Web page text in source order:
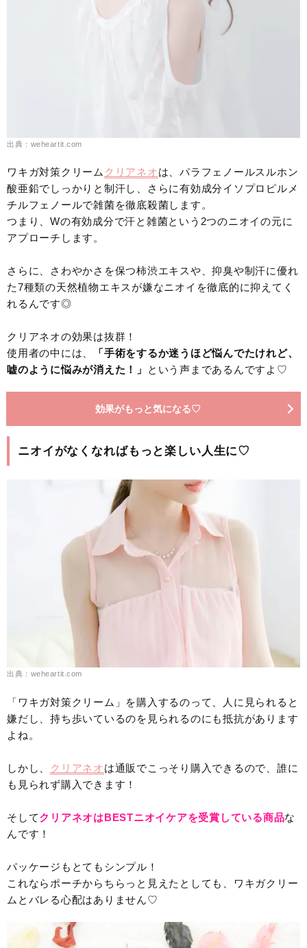
出典：weheartit.com
ワキガ対策クリーム クリアネオ は、パラフェノールスルホン
酸亜鉛でしっかりと制汗し、さらに有効成分イソプロピルメ
チルフェノールで雑菌を徹底殺菌します。
つまり、Wの有効成分で汗と雑菌という2つのニオイの元に
アプローチします。
さらに、さわやかさを保つ柿渋エキスや、抑臭や制汗に優れ
た7種類の天然植物エキスが嫌なニオイを徹底的に抑えてく
れるんです◎
クリアネオの効果は抜群！
使用者の中には、
「手術をするか迷うほど悩んでたけれど、
嘘のように悩みが消えた！」
という声まであるんですよ♡
効果がもっと気になる♡
ニオイがなくなればもっと楽しい人生に♡
出典：weheartit.com
「ワキガ対策クリーム」を購入するのって、人に見られると
嫌だし、持ち歩いているのを見られるのにも抵抗があります
よね。
しかし、 クリアネオ は通販でこっそり購入できるので、誰に
も見られず購入できます！
そしてクリアネオはBESTニオイケアを受賞している商品な
んです！
パッケージもとてもシンプル！
これならポーチからちらっと見えたとしても、ワキガクリー
ムとバレる心配はありません♡